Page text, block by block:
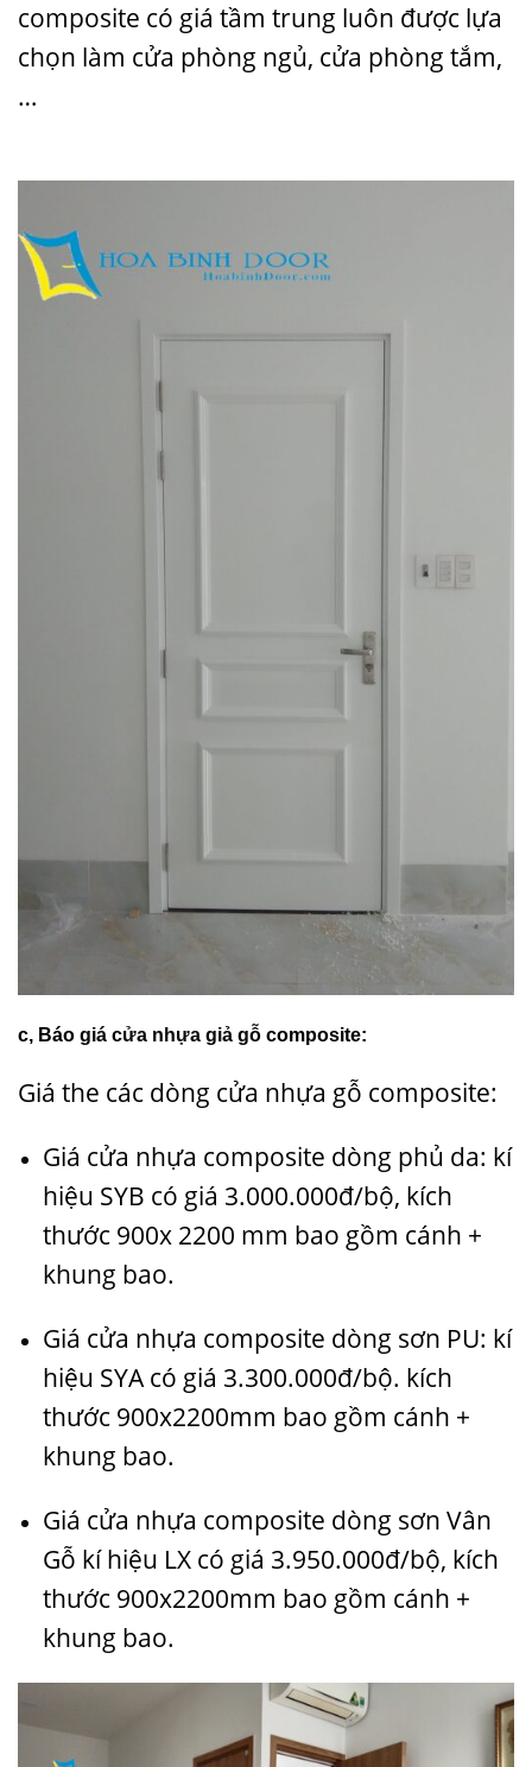
composite có giá tầm trung luôn được lựa
chọn làm cửa phòng ngủ, cửa phòng tắm,
…
c, Báo giá cửa nhựa giả gỗ composite:
Giá the các dòng cửa nhựa gỗ composite:
Giá cửa nhựa composite dòng phủ da: kí
hiệu SYB có giá 3.000.000đ/bộ, kích
thước 900x 2200 mm bao gồm cánh +
khung bao.
Giá cửa nhựa composite dòng sơn PU: kí
hiệu SYA có giá 3.300.000đ/bộ. kích
thước 900x2200mm bao gồm cánh +
khung bao.
Giá cửa nhựa composite dòng sơn Vân
Gỗ kí hiệu LX có giá 3.950.000đ/bộ, kích
thước 900x2200mm bao gồm cánh +
khung bao.